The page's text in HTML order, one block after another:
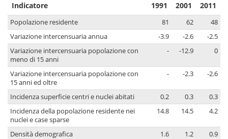
Indicatore 1991 2001 2011
Popolazione residente 81 62
48
Variazione intercensuaria annua
-3.9 -2.6
-2.5
Variazione intercensuaria popolazione con
meno di 15 anni
- -12.9 0
Variazione intercensuaria popolazione con
15 anni ed oltre
- -2.3 -2.6
Incidenza superficie centri e nuclei abitati 0.2 0.3
0.3
Incidenza della popolazione residente nei
nuclei e case sparse
14.8 14.5 4.2
Densità demografica 1.6 1.2 0.9